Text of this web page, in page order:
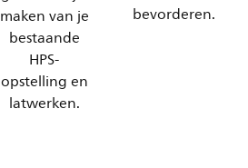
maken van je
bestaande
HPS-
opstelling en
latwerken.
bevorderen.